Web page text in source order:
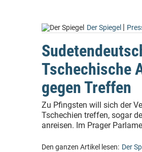
Der Spiegel |
Tschechische
gegen Treffen
Zu Pfingsten will sich der
Tschechien treffen, sogar
anreisen. Im Prager
Den ganzen Artikel lesen: Der